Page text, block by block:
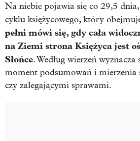
Na niebie pojawia się co 29,5
cyklu księżycowego, który
pełni mówi się, gdy cała
na Ziemi strona Księżyca jest
Słońce. Według wierzeń
moment podsumowań i mierzenia
czy zalegającymi sprawami.